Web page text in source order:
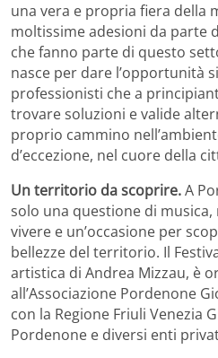
una vera e propria fiera della
moltissime adesioni da parte
che fanno parte di questo
nasce per dare l’opportunità
professionisti che a
trovare soluzioni e valide
proprio cammino
d’eccezione, nel cuore della
Un territorio da scoprire.A
solo una questione di
vivere e un’occasione per
bellezze del territorio. Il
artistica di Andrea Mizzau, è
all’Associazione Pordenone
con la Regione Friuli Venezia
Pordenone e diversi enti